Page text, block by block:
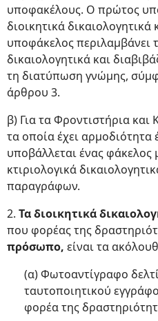
υποφακέλους. Ο πρώτος
διοικητικά δικαιολογητικά
υποφάκελος περιλαμβάνει
δικαιολογητικά και
τη διατύπωση γνώμης,
άρθρου 3.
β) Για τα Φροντιστήρια
τα οποία έχει
υποβάλλεται ένας φάκελος
κτιριολογικά
παραγράφων.
2. Τα διοικητικά
που φορέας της
πρόσωπο, είναι τα
(α) Φωτοαντίγραφο
ταυτοποιητικού
φορέα της